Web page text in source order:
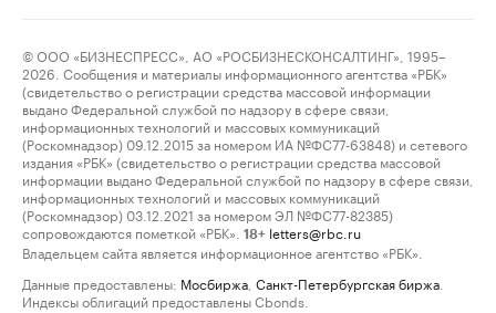
© ООО «БИЗНЕСПРЕСС», АО «РОСБИЗНЕСКОНСАЛТИНГ», 1995–
2026. Сообщения и материалы информационного агентства «РБК»
(свидетельство о регистрации средства массовой информации
выдано Федеральной службой по надзору в сфере связи,
информационных технологий и массовых коммуникаций
(Роскомнадзор) 09.12.2015 за номером ИА №ФС77-63848) и сетевого
издания «РБК» (свидетельство о регистрации средства массовой
информации выдано Федеральной службой по надзору в сфере связи,
информационных технологий и массовых коммуникаций
(Роскомнадзор) 03.12.2021 за номером ЭЛ №ФС77-82385)
сопровождаются пометкой «РБК».
18+ letters@rbc.ru
Владельцем сайта является информационное агентство «РБК».
Данные предоставлены: Мосбиржа Санкт-Петербургская биржа
Индексы облигаций предоставлены Cbonds.